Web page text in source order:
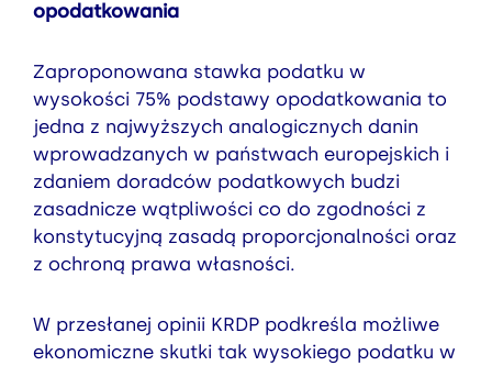
opodatkowania
Zaproponowana stawka podatku w
wysokości 75% podstawy opodatkowania to
jedna z najwyższych analogicznych danin
wprowadzanych w państwach europejskich i
zdaniem doradców podatkowych budzi
zasadnicze wątpliwości co do zgodności z
konstytucyjną zasadą proporcjonalności oraz
z ochroną prawa własności.
W przesłanej opinii KRDP podkreśla możliwe
ekonomiczne skutki tak wysokiego podatku w